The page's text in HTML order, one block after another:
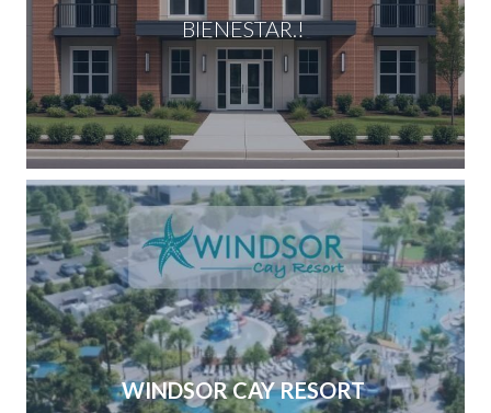
BIENESTAR.!
WINDSOR CAY RESORT